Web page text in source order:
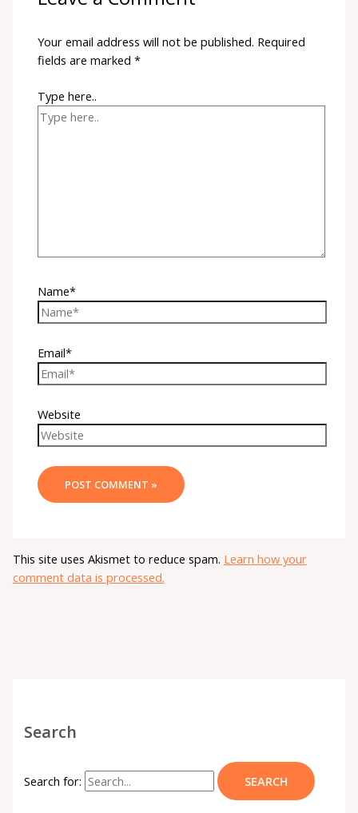
Your email address will not be published. Required
fields are marked*
Type here..
Name*
Email*
Website
This site uses Akismet to reduce spam. Learn how your
comment data is processed.
Search
Search for: